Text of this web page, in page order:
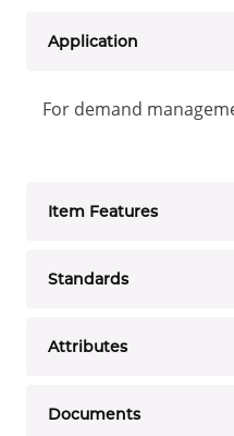
Application
For demand
Item Features
Standards
Attributes
Documents